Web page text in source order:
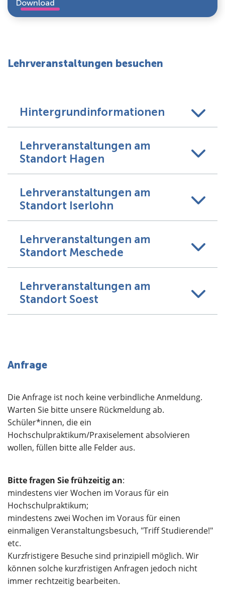
Download
Lehrveranstaltungen besuchen
Hintergrundinformationen
Lehrveranstaltungen am
Standort Hagen
Lehrveranstaltungen am
Standort Iserlohn
Lehrveranstaltungen am
Standort Meschede
Lehrveranstaltungen am
Standort Soest
Anfrage
Die Anfrage ist noch keine verbindliche Anmeldung.
Warten Sie bitte unsere Rückmeldung ab.
Schüler*innen, die ein
Hochschulpraktikum/Praxiselement absolvieren
wollen, füllen bitte alle Felder aus.
Bitte fragen Sie frühzeitig an:
mindestens vier Wochen im Voraus für ein
Hochschulpraktikum;
mindestens zwei Wochen im Voraus für einen
einmaligen Veranstaltungsbesuch, "Triff Studierende!"
etc.
Kurzfristigere Besuche sind prinzipiell möglich. Wir
können solche kurzfristigen Anfragen jedoch nicht
immer rechtzeitig bearbeiten.